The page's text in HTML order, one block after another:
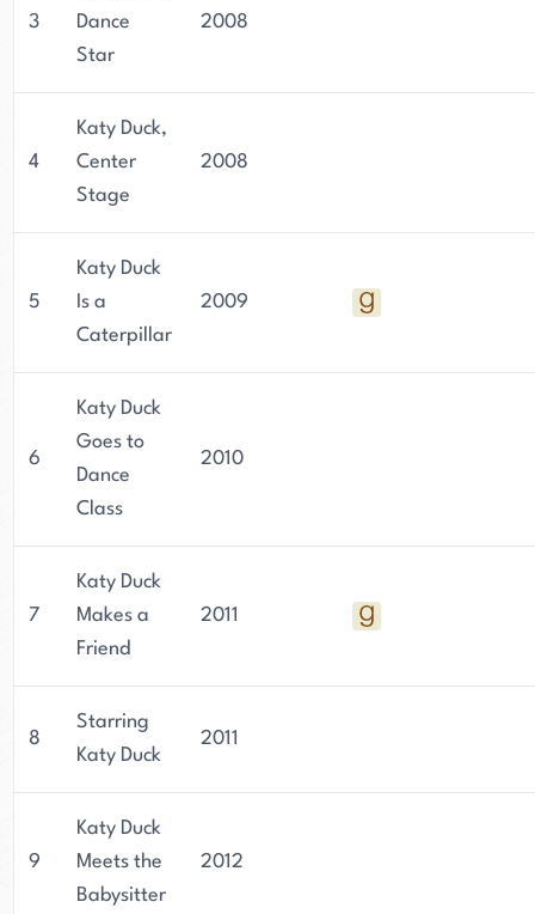
3
Dance
Star
2008
4
Katy Duck,
Center
Stage
2008
5
Katy Duck
Is a
Caterpillar
2009
6
Katy Duck
Goes to
Dance
Class
2010
7
Katy Duck
Makes a
Friend
2011
8
Starring
Katy Duck
2011
9
Katy Duck
Meets the
Babysitter
2012